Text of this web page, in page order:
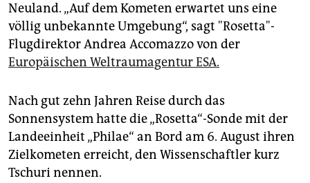
Neuland. „Auf dem Kometen erwartet uns eine
völlig unbekannte Umgebung“, sagt "Rosetta"-
Flugdirektor Andrea Accomazzo von der
Europäischen Weltraumagentur ESA.
Nach gut zehn Jahren Reise durch das
Sonnensystem hatte die „Rosetta“-Sonde mit der
Landeeinheit „Philae“ an Bord am 6. August ihren
Zielkometen erreicht, den Wissenschaftler kurz
Tschuri nennen.